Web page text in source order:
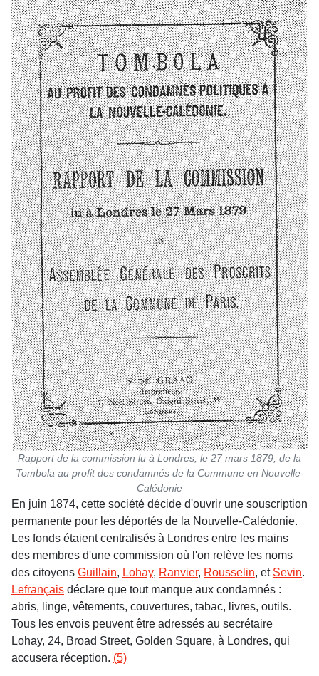
Rapport de la commission lu à Londres, le 27 mars 1879, de la
Tombola au profit des condamnés de la Commune en Nouvelle-
Calédonie
En juin 1874, cette société décide d'ouvrir une souscription
permanente pour les déportés de la Nouvelle-Calédonie.
Les fonds étaient centralisés à Londres entre les mains
des membres d'une commission où l'on relève les noms
des citoyens Guillain, Lohay, Ranvier, Rousselin, et Sevin.
Lefrançais déclare que tout manque aux condamnés :
abris, linge, vêtements, couvertures, tabac, livres, outils.
Tous les envois peuvent être adressés au secrétaire
Lohay, 24, Broad Street, Golden Square, à Londres, qui
accusera réception. (5)